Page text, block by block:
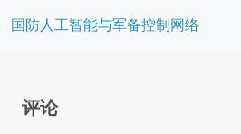
国防人工智能与军备控制网络
评论